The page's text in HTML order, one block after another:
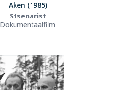
Aken (1985)
Stsenarist
Dokumentaalfilm